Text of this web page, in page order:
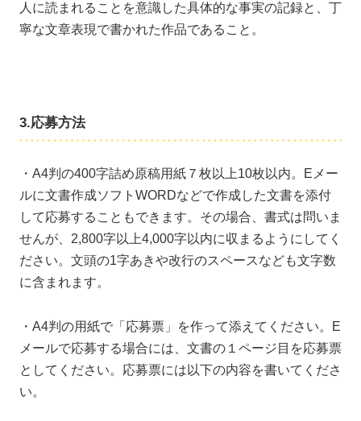
人に読まれることを意識した具体的な事実の記録と、丁
寧な文章表現で書かれた作品であること。
3.応募方法
・A4判の400字詰め原稿用紙７枚以上10枚以内。Eメー
ルに文書作成ソフトWORDなどで作成した文書を添付
して応募することもできます。その場合、書式は問いま
せんが、2,800字以上4,000字以内に収まるようにしてく
ださい。文頭の1字あきや改行のスペースなども文字数
に含まれます。
・A4判の用紙で「応募票」を作って添えてください。E
メールで応募する場合には、文書の１ページ目を応募票
としてください。応募票には以下の内容を書いてくださ
い。